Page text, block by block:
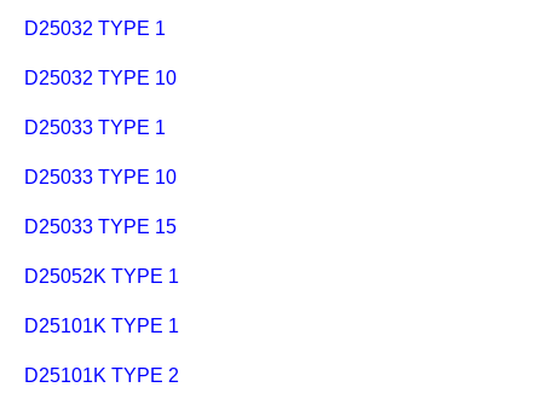
D25032 TYPE 1
D25032 TYPE 10
D25033 TYPE 1
D25033 TYPE 10
D25033 TYPE 15
D25052K TYPE 1
D25101K TYPE 1
D25101K TYPE 2